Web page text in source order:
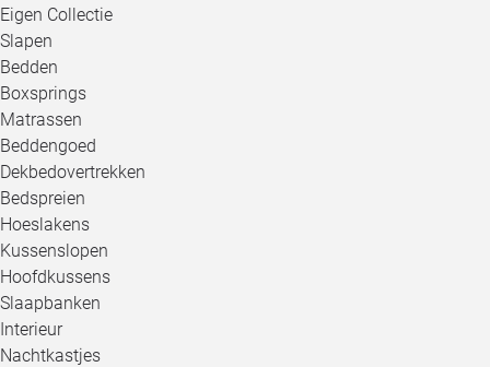
Eigen Collectie
Slapen
Bedden
Boxsprings
Matrassen
Beddengoed
Dekbedovertrekken
Bedspreien
Hoeslakens
Kussenslopen
Hoofdkussens
Slaapbanken
Interieur
Nachtkastjes